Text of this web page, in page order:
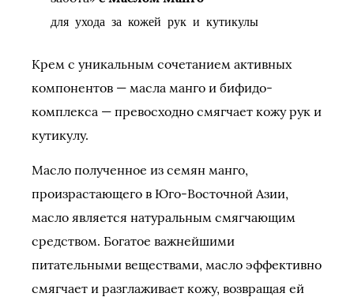
для ухода за кожей рук и кутикулы
Крем с уникальным сочетанием активных
компонентов — масла манго и бифидо-
комплекса — превосходно смягчает кожу рук и
кутикулу.
Масло полученное из семян манго,
произрастающего в Юго-Восточной Азии,
масло является натуральным смягчающим
средством. Богатое важнейшими
питательными веществами, масло эффективно
смягчает и разглаживает кожу, возвращая ей